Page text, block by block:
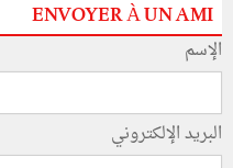
ENVOYER À UN AMI
الإسم
البريد الإلكتروني